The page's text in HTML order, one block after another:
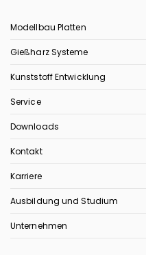
Modellbau Platten
Gießharz Systeme
Kunststoff Entwicklung
Service
Downloads
Kontakt
Karriere
Ausbildung und Studium
Unternehmen